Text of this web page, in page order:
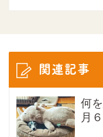
関連記事
何
月